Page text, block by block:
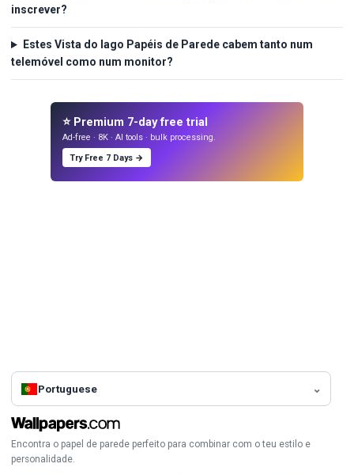
inscrever?
Estes Vista do lago Papéis de Parede cabem tanto num
telemóvel como num monitor?
⭐ Premium 7-day free trial
Ad-free · 8K · AI tools · bulk processing.
Try Free 7 Days →
Portuguese
Encontra o papel de parede perfeito para combinar com o teu estilo e
personalidade.